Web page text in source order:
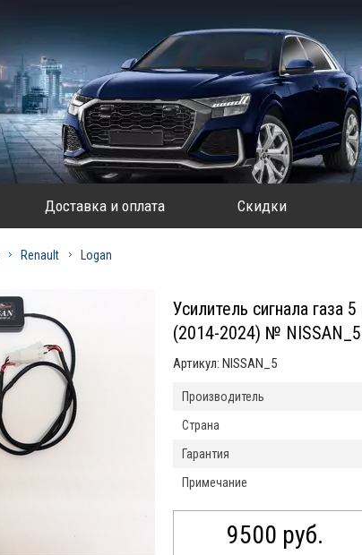
Доставка и оплата Скидки
Renault Logan
Усилитель сигнала газа
(2014-2024) № NISSAN_5
Артикул: NISSAN_5
9500 руб.
Производитель
Страна
Гарантия
Примечание